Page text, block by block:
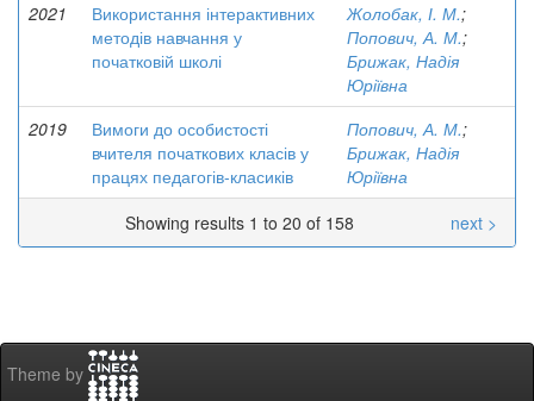
2021
Використання інтерактивних
методів навчання у
початковій школі
Жолобак, І. М.;
Попович, А. М.;
Брижак, Надія
Юріївна
2019
Вимоги до особистості
вчителя початкових класів у
працях педагогів-класиків
Попович, А. М.;
Брижак, Надія
Юріївна
Showing results 1 to 20 of 158
next >
Theme by